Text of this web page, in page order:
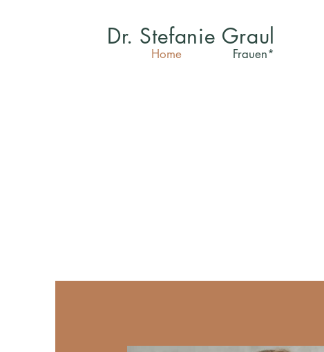
Dr. Stefanie Graul
Home Frauen*